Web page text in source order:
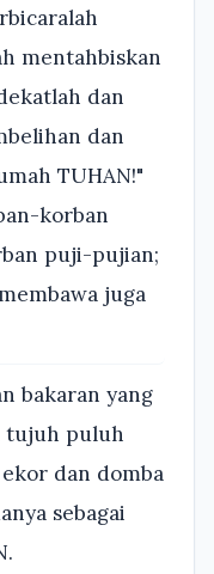
mentahbiskan
dan
dan
TUHAN!"
korban
puji-pujian;
juga
bakaran yang
tujuh puluh
dan domba
sebagai